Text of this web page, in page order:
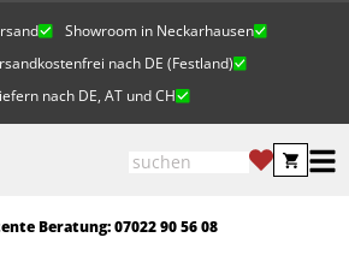
Showroom in Neckarhausen
nach DE (Festland)
nach DE, AT und CH
Beratung: 07022 90 56 08